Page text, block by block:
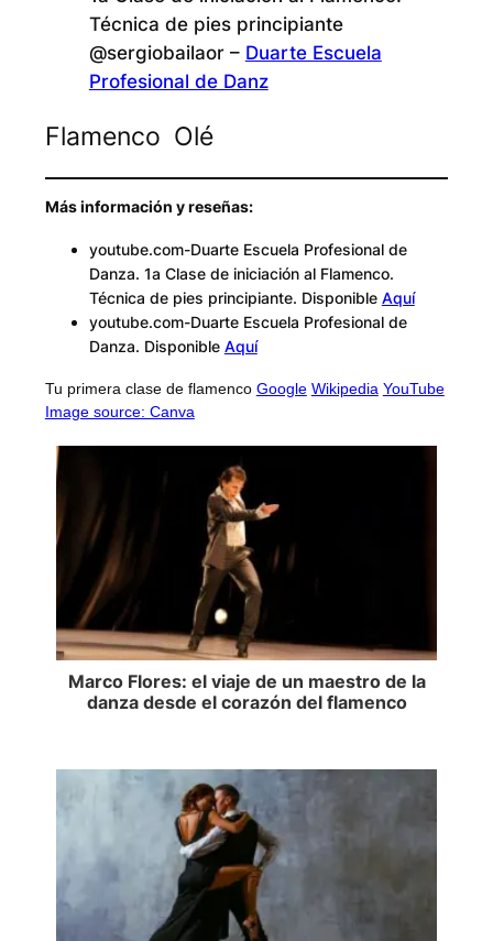
Técnica de pies principiante
@sergiobailaor – Duarte Escuela
Profesional de Danz
Flamenco Olé
Más información y reseñas:
youtube.com-Duarte Escuela Profesional de
Danza. 1a Clase de iniciación al Flamenco.
Técnica de pies principiante. Disponible Aquí
youtube.com-Duarte Escuela Profesional de
Danza. Disponible Aquí
Tu primera clase de flamenco Google Wikipedia YouTube
Image source: Canva
Marco Flores: el viaje de un maestro de la
danza desde el corazón del flamenco